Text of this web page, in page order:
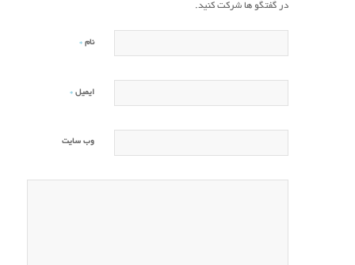
در گفتگو ها شرکت کنید.
نام *
ایمیل *
وب‌ سایت